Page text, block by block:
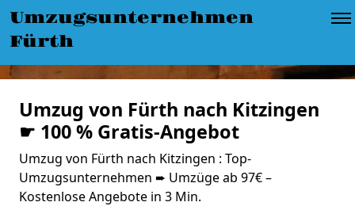
Umzugsunternehmen
Fürth
Umzug von Fürth nach Kitzingen
☛ 100 % Gratis-Angebot
Umzug von Fürth nach Kitzingen : Top-
Umzugsunternehmen ➨ Umzüge ab 97€ –
Kostenlose Angebote in 3 Min.